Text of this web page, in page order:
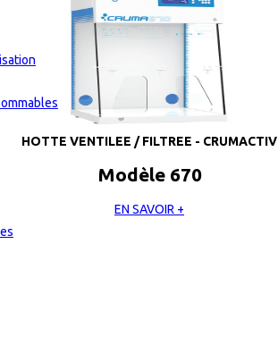
HOTTE VENTILEE / FILTREE - CRUMACTIV
Modèle 670
EN SAVOIR +